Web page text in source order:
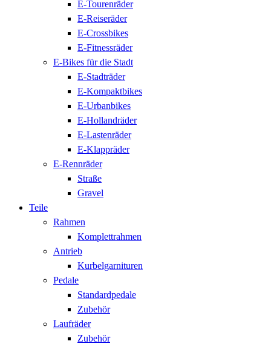
E-Tourenräder
E-Reiseräder
E-Crossbikes
E-Fitnessräder
E-Bikes für die Stadt
E-Stadträder
E-Kompaktbikes
E-Urbanbikes
E-Hollandräder
E-Lastenräder
E-Klappräder
E-Rennräder
Straße
Gravel
Teile
Rahmen
Komplettrahmen
Antrieb
Kurbelgarnituren
Pedale
Standardpedale
Zubehör
Laufräder
Zubehör